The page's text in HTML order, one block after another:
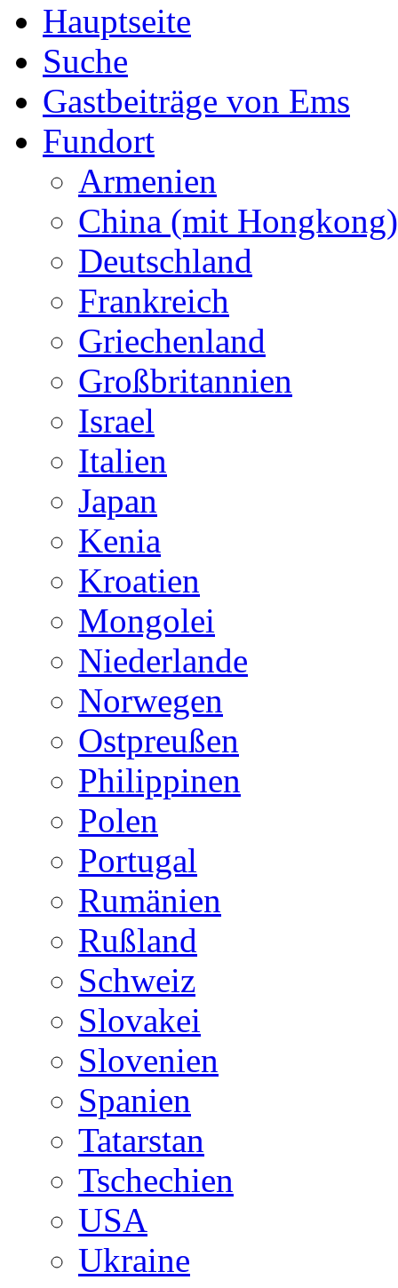
Hauptseite
Suche
Gastbeiträge von Ems
Fundort
Armenien
China (mit Hongkong)
Deutschland
Frankreich
Griechenland
Großbritannien
Israel
Italien
Japan
Kenia
Kroatien
Mongolei
Niederlande
Norwegen
Ostpreußen
Philippinen
Polen
Portugal
Rumänien
Rußland
Schweiz
Slovakei
Slovenien
Spanien
Tatarstan
Tschechien
USA
Ukraine